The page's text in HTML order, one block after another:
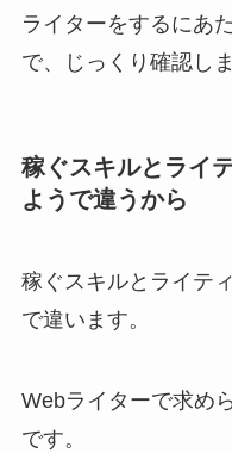
ライターをするにあ
で、じっくり確認し
稼ぐスキルとライ
ようで違うから
稼ぐスキルとライテ
で違います。
Webライターで求め
です。